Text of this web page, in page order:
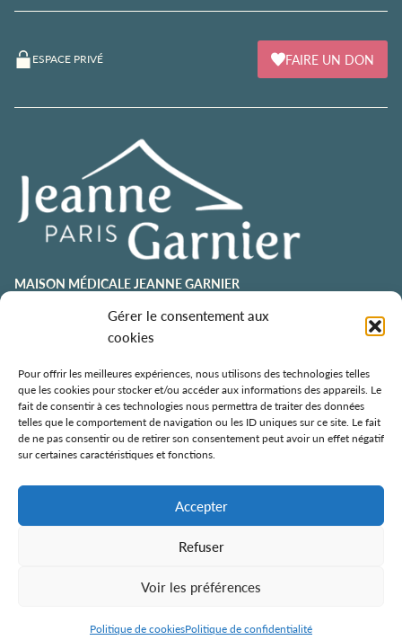
Gérer le consentement aux
cookies
Pour offrir les meilleures expériences, nous utilisons des technologies telles
que les cookies pour stocker et/ou accéder aux informations des appareils. Le
fait de consentir à ces technologies nous permettra de traiter des données
telles que le comportement de navigation ou les ID uniques sur ce site. Le fait
de ne pas consentir ou de retirer son consentement peut avoir un effet négatif
sur certaines caractéristiques et fonctions.
Accepter
Refuser
Voir les préférences
Politique de cookiesPolitique de confidentialité
ESPACE PRIVÉ FAIRE UN DON
MAISON MÉDICALE JEANNE GARNIER
contact@jeannegarnier-paris.org
01 43 92 21 00
75015 Paris
ESPACE AURÉLIE JOUSSET
01 43 92 21 98
108, avenue Émile Zola
75015 Paris
ÉCOLE DE SOINS PALLIATIFS
106 avenue Émile Zola
Politique de confidentialité Mentions légales
Contact